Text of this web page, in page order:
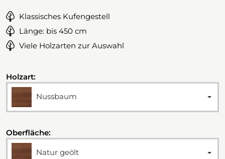
Klassisches Kufengestell
Länge: bis 450 cm
Viele Holzarten zur Auswahl
Holzart:
Nussbaum
Oberfläche:
Natur geölt